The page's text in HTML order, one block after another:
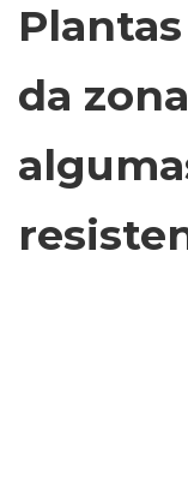
da